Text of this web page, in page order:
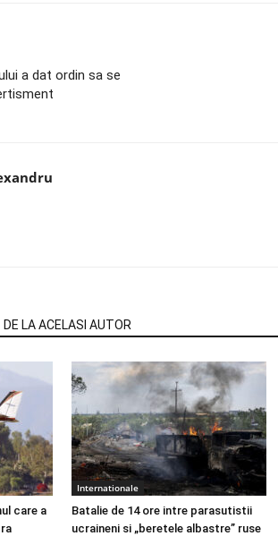
a dat ordin sa se
DE LA ACELASI AUTOR
care a
Internationale
Batalie de 14 ore intre parasutistii
ucraineni si „beretele albastre” ruse